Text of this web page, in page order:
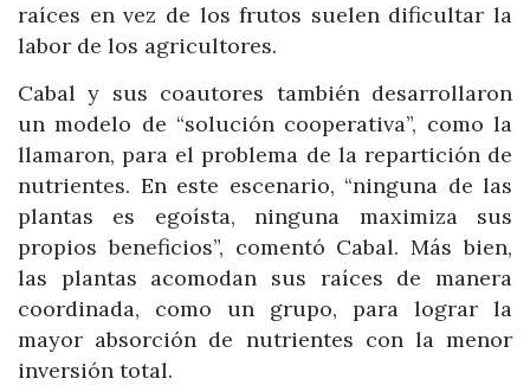
raíces en vez de los frutos suelen dificultar la
labor de los agricultores.
Cabal y sus coautores también desarrollaron
un modelo de “solución cooperativa”, como la
llamaron, para el problema de la repartición de
nutrientes. En este escenario, “ninguna de las
plantas es egoísta, ninguna maximiza sus
propios beneficios”, comentó Cabal. Más bien,
las plantas acomodan sus raíces de manera
coordinada, como un grupo, para lograr la
mayor absorción de nutrientes con la menor
inversión total.